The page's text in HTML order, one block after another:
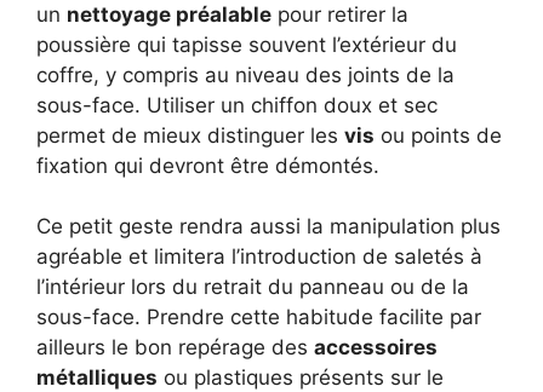
un nettoyage préalable pour retirer la
poussière qui tapisse souvent l’extérieur du
coffre, y compris au niveau des joints de la
sous-face. Utiliser un chiffon doux et sec
permet de mieux distinguer les vis ou points de
fixation qui devront être démontés.
Ce petit geste rendra aussi la manipulation plus
agréable et limitera l’introduction de saletés à
l’intérieur lors du retrait du panneau ou de la
sous-face. Prendre cette habitude facilite par
ailleurs le bon repérage des accessoires
métalliques ou plastiques présents sur le